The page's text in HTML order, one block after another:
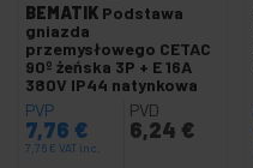
BEMATIK Podstawa
gniazda
przemysłowego CETAC
90º żeńska 3P + E 16A
380V IP44 natynkowa
PVP
7,76 €
7,76 € VAT inc.
PVD
6,24 €